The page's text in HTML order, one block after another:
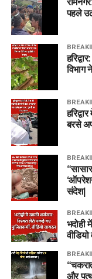
पहले
विभाग
बरसे
संदेश|
भदोही
वीडियो
और